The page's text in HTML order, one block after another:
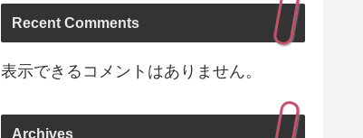
Recent Comments
表示できるコメントはありません。
Archives